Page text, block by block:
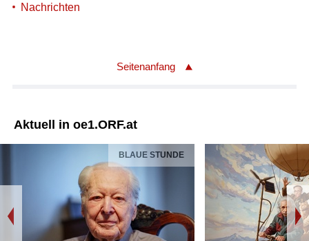
Nachrichten
Seitenanfang
Aktuell in oe1.ORF.at
BLAUE STUNDE